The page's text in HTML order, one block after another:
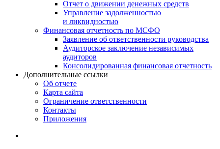
Отчет о движении денежных средств
Управление задолженностью
и ликвидностью
Финансовая отчетность по МСФО
Заявление об ответственности руководства
Аудиторское заключение независимых
аудиторов
Консолидированная финансовая отчетность
Дополнительные ссылки
Об отчете
Карта сайта
Ограничение ответственности
Контакты
Приложения